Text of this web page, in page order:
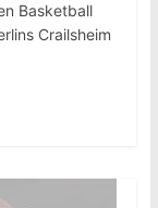
Basketball
Crailsheim